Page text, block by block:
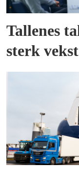
Tallenes
sterk vekst